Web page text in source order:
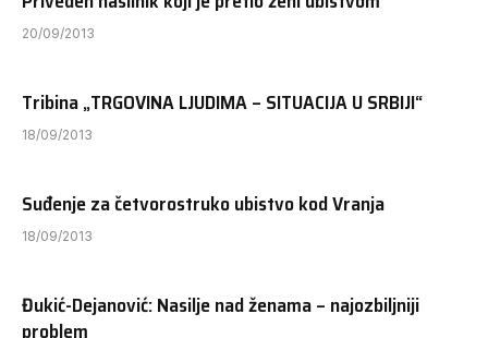
20/09/2013
Tribina „TRGOVINA LJUDIMA – SITUACIJA U SRBIJI“
18/09/2013
Suđenje za četvorostruko ubistvo kod Vranja
18/09/2013
Đukić-Dejanović: Nasilje nad ženama – najozbiljniji